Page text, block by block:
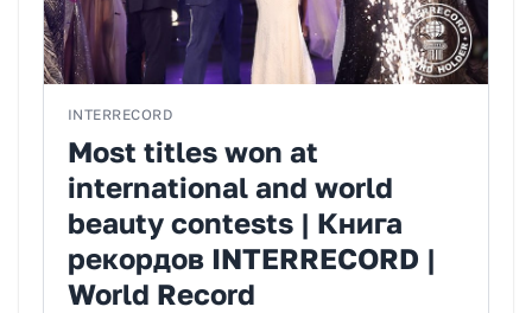
INTERRECORD
Most titles won at
international and world
beauty contests | Книга
рекордов INTERRECORD |
World Record